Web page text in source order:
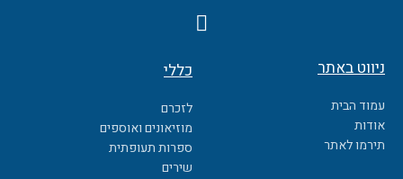
F
a
ניווט באתר
עמוד הבית
אודות
תירמו לאתר
כללי
לזכרם
מוזיאונים ואוספים
ספרות תעופתית
שירים